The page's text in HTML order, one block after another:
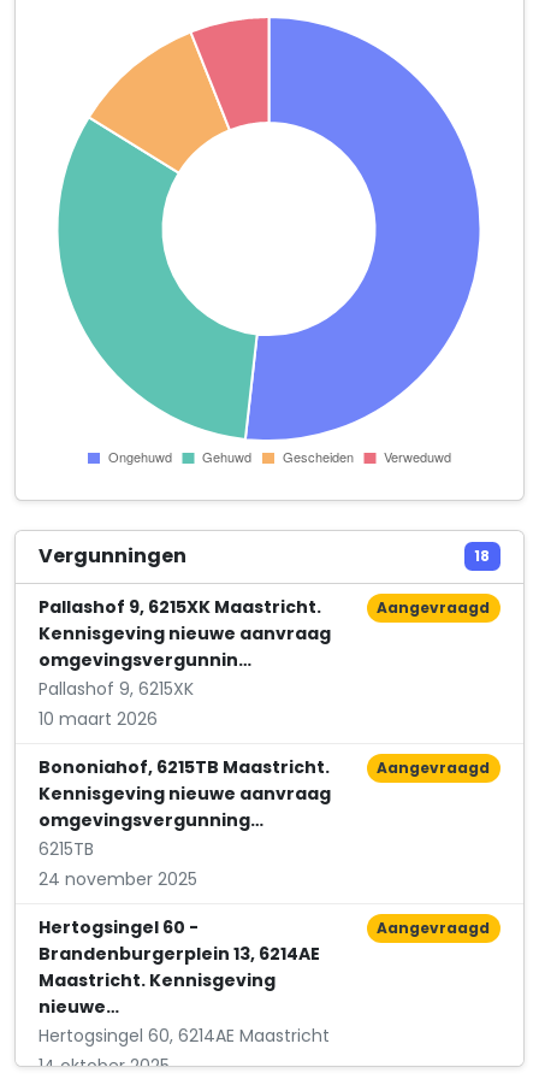
Franquinetstraat 5
Domentis Psychologie
Sint Annalaan 60 Kamer 0.08
Durak Klussenbedrijf
Munsterbilzenstraat 8
EMPOWERWOMAN
Floresstraat 4 A 03
Espresso Servicedienst John Dejong
Herculeshof 23 F
Fayer video
Anjelierenstraat 40 Studio 14
FDH Systems
Florijnruwe 111 unit 30
Fix & Klaar
Reinaartsingel 45
Vergunningen 18
Pallashof 9, 6215XK Maastricht.
Kennisgeving nieuwe aanvraag
omgevingsvergunnin…
Pallashof 9, 6215XK
Aangevraagd
10 maart 2026
Bononiahof, 6215TB Maastricht.
Kennisgeving nieuwe aanvraag
omgevingsvergunning…
6215TB
Aangevraagd
24 november 2025
Hertogsingel 60 -
Brandenburgerplein 13, 6214AE
Maastricht. Kennisgeving
nieuwe…
Hertogsingel 60, 6214AE Maastricht
Aangevraagd
14 oktober 2025